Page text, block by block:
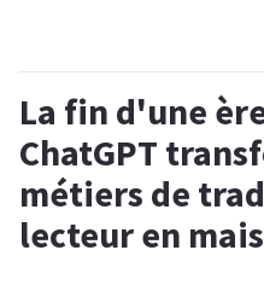
La fin d'une
ChatGPT
métiers de
lecteur en